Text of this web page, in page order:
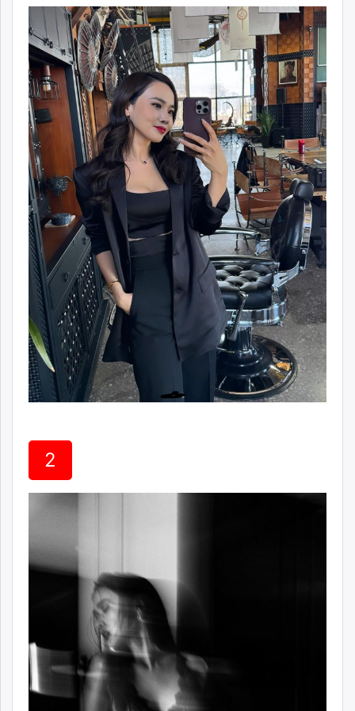
mnb.mn
Livetv.mn
Eguur.mn
24tsag.mn
shuud.mn
eagle.mn
ergelt.mn
zarig.mn
today.mn
zuv.mn
mminfo.mn
ugluu.mn
urlag.mn
unen.mn
asu.mn
shudarga.mn
shuurhai.mn
unuudur.mn
isee.mn
tumen.mn
times.mn
mass.mn
unegui.mn
paparazzi.mn
unread.today
2